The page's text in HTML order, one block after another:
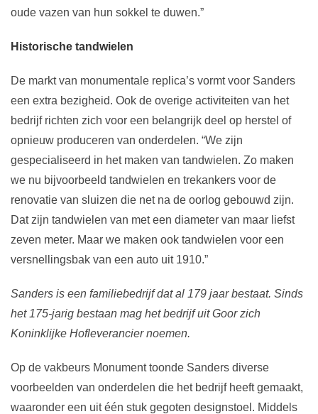
oude vazen van hun sokkel te duwen.”
Historische tandwielen
De markt van monumentale replica’s vormt voor Sanders
een extra bezigheid. Ook de overige activiteiten van het
bedrijf richten zich voor een belangrijk deel op herstel of
opnieuw produceren van onderdelen. “We zijn
gespecialiseerd in het maken van tandwielen. Zo maken
we nu bijvoorbeeld tandwielen en trekankers voor de
renovatie van sluizen die net na de oorlog gebouwd zijn.
Dat zijn tandwielen van met een diameter van maar liefst
zeven meter. Maar we maken ook tandwielen voor een
versnellingsbak van een auto uit 1910.”
Sanders is een familiebedrijf dat al 179 jaar bestaat. Sinds
het 175-jarig bestaan mag het bedrijf uit Goor zich
Koninklijke Hofleverancier noemen.
Op de vakbeurs Monument toonde Sanders diverse
voorbeelden van onderdelen die het bedrijf heeft gemaakt,
waaronder een uit één stuk gegoten designstoel. Middels